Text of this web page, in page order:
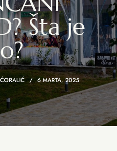
Šta je
6 MARTA, 2025